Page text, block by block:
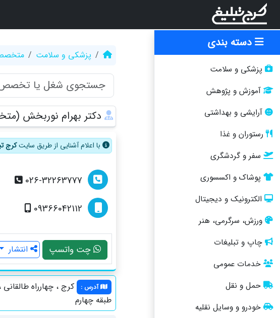
دسته بندی
پزشکی و سلامت
آموزش و پژوهش
آرایشی و بهداشتی
رستوران و غذا
سفر و گردشگری
پوشاک و اکسسوری
الکترونیک و دیجیتال
ورزش، سرگرمی، هنر
چاپ و تبلیغات
خدمات عمومی
حمل و نقل
خودرو و وسایل نقلیه
پزشکی و سلامت
دکتر بهرام نوربخش
با اعلام آشنایی از طریق سایتکرج
026-32263777
09366042112
چت واتسپ انتشار
آدرس :
کرج ، چهارراه
طبقه چهارم